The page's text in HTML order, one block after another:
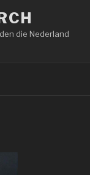
die Nederland